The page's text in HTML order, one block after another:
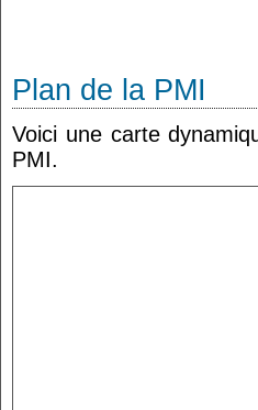
Plan de la PMI
Voici une carte
PMI.